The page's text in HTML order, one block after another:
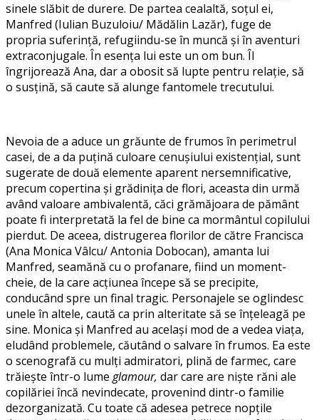
sinele slăbit de durere. De partea cealaltă, soțul ei,
Manfred (Iulian Buzuloiu/ Mădălin Lazăr), fuge de
propria suferință, refugiindu-se în muncă și în aventuri
extraconjugale. În esența lui este un om bun. Îl
îngrijorează Ana, dar a obosit să lupte pentru relație, să
o susțină, să caute să alunge fantomele trecutului.
Nevoia de a aduce un grăunte de frumos în perimetrul
casei, de a da puțină culoare cenușiului existențial, sunt
sugerate de două elemente aparent nersemnificative,
precum copertina și grădinița de flori, aceasta din urmă
având valoare ambivalentă, căci grămăjoara de pământ
poate fi interpretată la fel de bine ca mormântul copilului
pierdut. De aceea, distrugerea florilor de către Francisca
(Ana Monica Vâlcu/ Antonia Dobocan), amanta lui
Manfred, seamănă cu o profanare, fiind un moment-
cheie, de la care acțiunea începe să se precipite,
conducând spre un final tragic. Personajele se oglindesc
unele în altele, caută ca prin alteritate să se înțeleagă pe
sine. Monica și Manfred au același mod de a vedea viața,
eludând problemele, căutând o salvare în frumos. Ea este
o scenografă cu mulți admiratori, plină de farmec, care
trăiește într-o lume glamour, dar care are niște răni ale
copilăriei încă nevindecate, provenind dintr-o familie
dezorganizată. Cu toate că adesea petrece nopțile